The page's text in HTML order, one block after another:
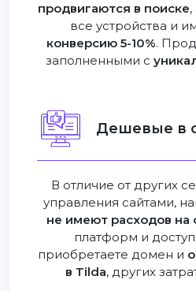
продвигаются в поиске
все устройства и
конверсию 5-10%.
заполненными с
Дешевые в
В отличие от других
управления сайтами,
не имеют расходов на
платформ и
приобретаете домен и
в Tilda, других